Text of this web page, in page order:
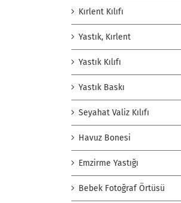
Kırlent Kılıfı
Yastık, Kırlent
Yastık Kılıfı
Yastık Baskı
Seyahat Valiz Kılıfı
Havuz Bonesi
Emzirme Yastığı
Bebek Fotoğraf Örtüsü